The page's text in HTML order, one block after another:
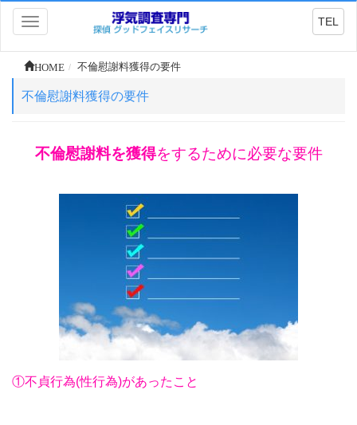
Toggle
navigation
TEL
HOME 不倫慰謝料獲得の要件
不倫慰謝料獲得の要件
不倫慰謝料を獲得をするために必要な要件
①不貞行為(性行為)があったこと